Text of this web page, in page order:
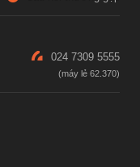
024 7309 5555